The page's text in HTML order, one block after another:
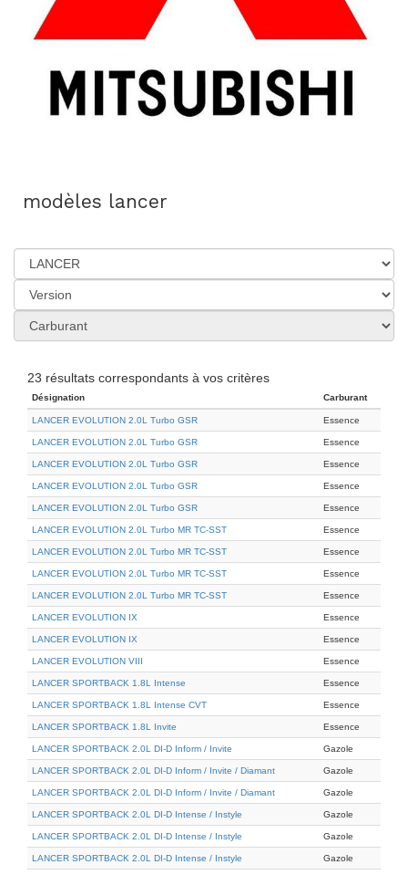
modèles lancer
23 résultats correspondants à vos critères
Désignation Carburant
LANCER EVOLUTION 2.0L Turbo GSR Essence
LANCER EVOLUTION 2.0L Turbo GSR Essence
LANCER EVOLUTION 2.0L Turbo GSR Essence
LANCER EVOLUTION 2.0L Turbo GSR Essence
LANCER EVOLUTION 2.0L Turbo GSR Essence
LANCER EVOLUTION 2.0L Turbo MR TC-SST Essence
LANCER EVOLUTION 2.0L Turbo MR TC-SST Essence
LANCER EVOLUTION 2.0L Turbo MR TC-SST Essence
LANCER EVOLUTION 2.0L Turbo MR TC-SST Essence
LANCER EVOLUTION IX Essence
LANCER EVOLUTION IX Essence
LANCER EVOLUTION VIII Essence
LANCER SPORTBACK 1.8L Intense Essence
LANCER SPORTBACK 1.8L Intense CVT Essence
LANCER SPORTBACK 1.8L Invite Essence
LANCER SPORTBACK 2.0L DI-D Inform / Invite Gazole
LANCER SPORTBACK 2.0L DI-D Inform / Invite / Diamant Gazole
LANCER SPORTBACK 2.0L DI-D Inform / Invite / Diamant Gazole
LANCER SPORTBACK 2.0L DI-D Intense / Instyle Gazole
LANCER SPORTBACK 2.0L DI-D Intense / Instyle Gazole
LANCER SPORTBACK 2.0L DI-D Intense / Instyle Gazole